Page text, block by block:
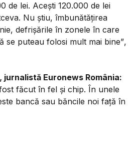
de lei. Acești 120.000 de lei
Nu știu, îmbunătățirea
defrișările în zonele în care
se puteau folosi mult mai bine”,
Euronews România:
făcut în fel și chip. În unele
bancă sau băncile noi față în